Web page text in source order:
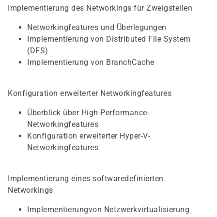
Implementierung des Networkings für Zweigstellen
Networkingfeatures und Überlegungen
Implementierung von Distributed File System
(DFS)
Implementierung von BranchCache
Konfiguration erweiterter Networkingfeatures
Überblick über High-Performance-
Networkingfeatures
Konfiguration erweiterter Hyper-V-
Networkingfeatures
Implementierung eines softwaredefinierten
Networkings
Implementierungvon Netzwerkvirtualisierung